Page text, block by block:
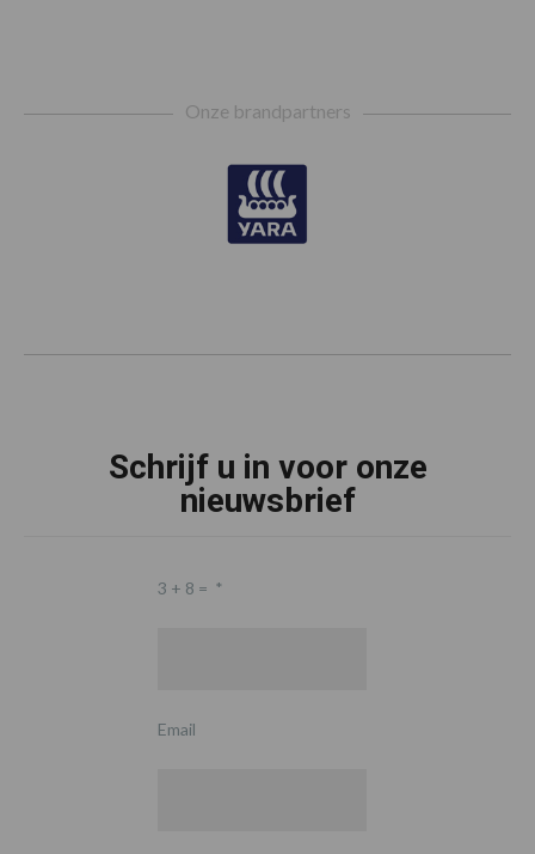
Onze brandpartners
Schrijf u in voor onze
nieuwsbrief
3 + 8 = *
Email